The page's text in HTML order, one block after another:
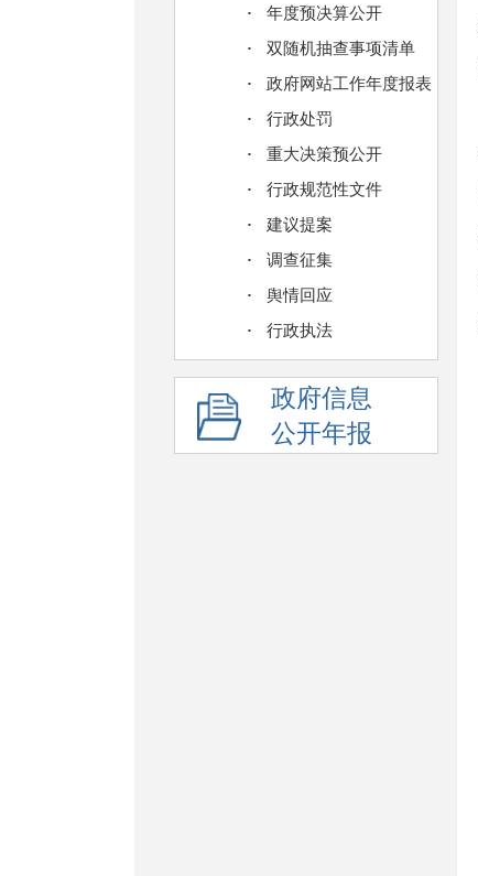
年度预决算公开
双随机抽查事项清单
政府网站工作年度报表
行政处罚
重大决策预公开
行政规范性文件
建议提案
调查征集
舆情回应
行政执法
政府信息
公开年报